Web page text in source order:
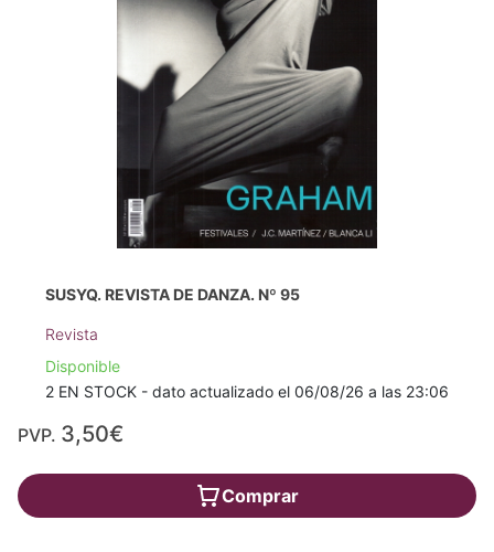
SUSYQ. REVISTA DE DANZA. Nº 95
Revista
Disponible
2 EN STOCK - dato actualizado el 06/08/26 a las 23:06
PVP. 3,50€
Comprar